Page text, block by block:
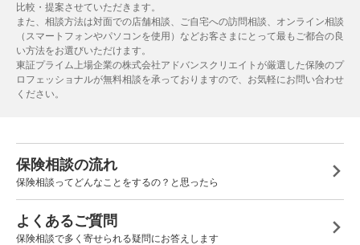
比較・提案させていただきます。
また、相談方法は対面での店舗相談、ご自宅への訪問相談、オンライン相談
（スマートフォンやパソコンを使用）などお客さまにとって最もご都合の良
い方法をお選びいただけます。
東証プライム上場企業の株式会社アドバンスクリエイトが厳選した保険のプ
ロフェッショナルが無料相談を承っておりますので、お気軽にお問い合わせ
ください。
保険相談の流れ
保険相談ってどんなことをするの？と思ったら
よくあるご質問
保険相談で多く寄せられる疑問にお答えします